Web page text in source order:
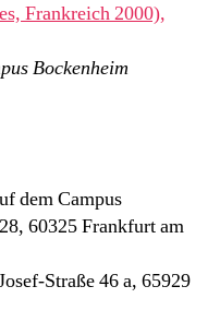
Frankreich 2000),
Bockenheim
dem Campus
60325 Frankfurt am
Straße 46 a, 65929